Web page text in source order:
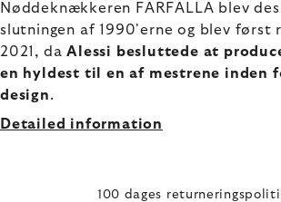
Nøddeknækkeren FARFALLA blev
slutningen af 1990'erne og blev først
2021, daAlessi besluttede at
en hyldest til en af mestrene inden
design.
Detailed information
100 dages